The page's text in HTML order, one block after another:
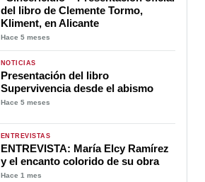
del libro de Clemente Tormo,
Kliment, en Alicante
Hace 5 meses
NOTICIAS
Presentación del libro
Supervivencia desde el abismo
Hace 5 meses
ENTREVISTAS
ENTREVISTA: María Elcy Ramírez
y el encanto colorido de su obra
Hace 1 mes